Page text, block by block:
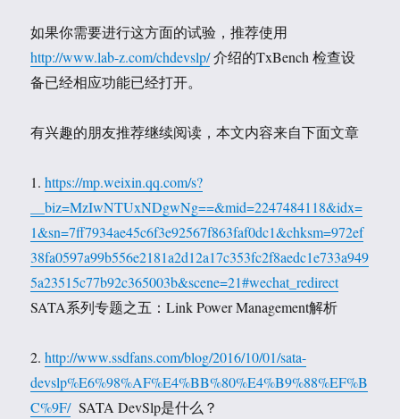
如果你需要进行这方面的试验，推荐使用
http://www.lab-z.com/chdevslp/介绍的TxBench 检查设
备已经相应功能已经打开。
有兴趣的朋友推荐继续阅读，本文内容来自下面文章
1.https://mp.weixin.qq.com/s?
__biz=MzIwNTUxNDgwNg==&mid=2247484118&idx=
1&sn=7ff7934ae45c6f3e92567f863faf0dc1&chksm=972ef
38fa0597a99b556e2181a2d12a17c353fc2f8aedc1e733a949
5a23515c77b92c365003b&scene=21#wechat_redirect
SATA系列专题之五：Link Power Management解析
2.http://www.ssdfans.com/blog/2016/10/01/sata-
devslp%E6%98%AF%E4%BB%80%E4%B9%88%EF%B
C%9F/SATA DevSlp是什么？